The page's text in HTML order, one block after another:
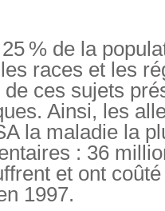
% de la
races et les
ces sujets
Ainsi, les
la maladie la
: 36
et ont
1997.